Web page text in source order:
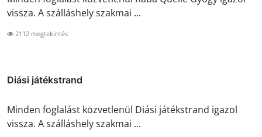
vissza. A szálláshely szakmai ...
2112 megtekintés
Diási játékstrand
Minden foglalást közvetlenül Diási játékstrand igazol
vissza. A szálláshely szakmai ...